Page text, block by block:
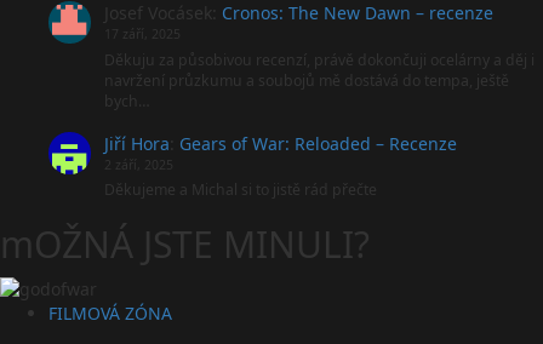
Josef Vocásek Cronos: The New Dawn – recenze
17 září, 2025
Děkuju za působivou recenzí, právě dokončuji ocelárny a děj i
navržení průzkumu a soubojů mě dostává do tempa, ještě
bych…
Jiří Hora Gears of War: Reloaded – Recenze
2 září, 2025
Děkujeme a Michal si to jistě rád přečte
mOŽNÁ JSTE MINULI?
FILMOVÁ ZÓNA